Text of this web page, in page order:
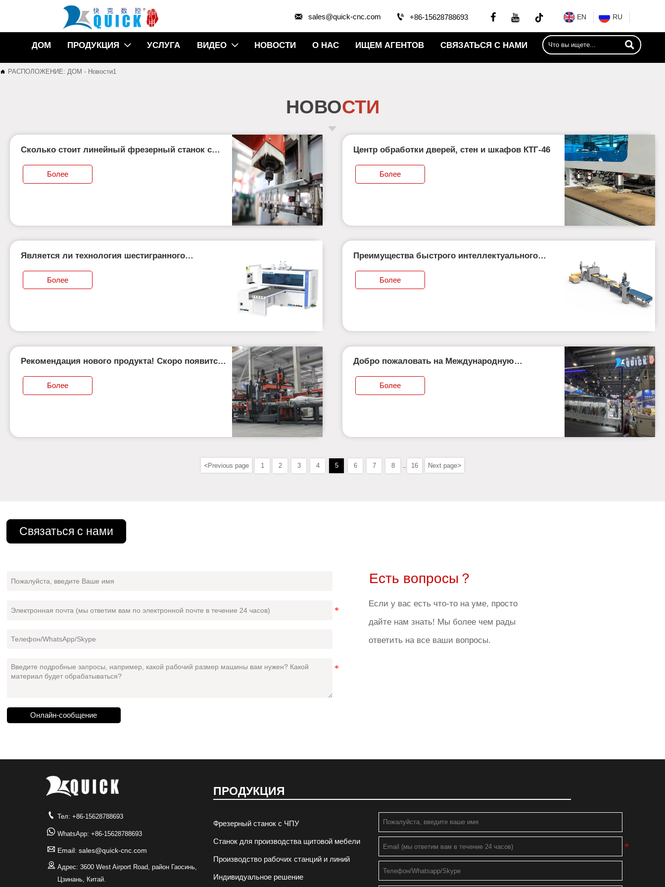
 sales@quick-cnc.com  +86-15628788693   EN RU
ДОМ ПРОДУКЦИЯ  УСЛУГА ВИДЕО  НОВОСТИ О НАС ИЩЕМ АГЕНТОВ СВЯЗАТЬСЯ С НАМИ 
 РАСПОЛОЖЕНИЕ: ДОМ - Новости1
НОВОСТИ
Сколько стоит линейный фрезерный станок с
Более
Центр обработки дверей, стен и шкафов КТГ-46
Более
Является ли технология шестигранного
Более
Преимущества быстрого интеллектуального
двустороннего сверления и резки
Более
Рекомендация нового продукта! Скоро появится
Более
Добро пожаловать на Международную
Более
<Previous page 1 2 3 4 5 6 7 8 ... 16 Next page>
Связаться с нами
Онлайн-сообщение
Есть вопросы？
Если у вас есть что-то на уме, просто
дайте нам знать! Мы более чем рады
ответить на все ваши вопросы.
 Тел: +86-15628788693
 WhatsApp: +86-15628788693
 Email: sales@quick-cnc.com
 Адрес: 3600 West Airport Road, район Гаосинь,
Цзинань, Китай.
ПРОДУКЦИЯ
Фрезерный станок с ЧПУ
Станок для производства щитовой мебели
Производство рабочих станций и линий
Индивидуальное решение